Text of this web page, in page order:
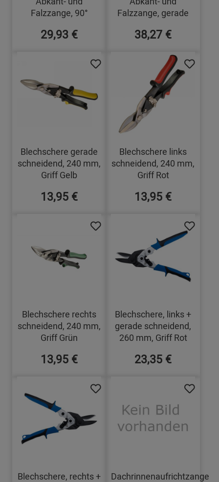
Falzzange, 90°
29,93 €
Falzzange, gerade
38,27 €
Blechschere gerade
schneidend, 240 mm,
Griff Gelb
13,95 €
Blechschere links
schneidend, 240 mm,
Griff Rot
13,95 €
Blechschere rechts
schneidend, 240 mm,
Griff Grün
13,95 €
Blechschere, links +
gerade schneidend,
260 mm, Griff Rot
23,35 €
Blechschere, rechts +
Dachrinnenaufrichtzange